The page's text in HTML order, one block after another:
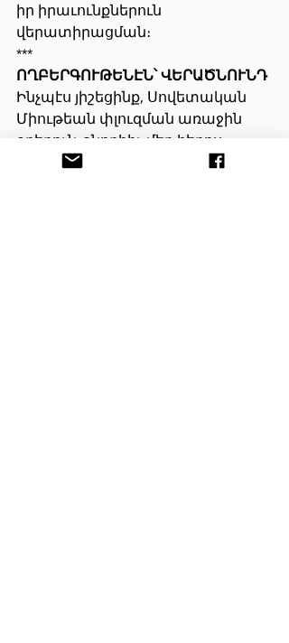
իր իրաւունքներուն
վերատիրացման։
***
ՈՂԲԵՐԳՈՒԹԵՆԷՆ՝ ՎԵՐԱԾՆՈՒՆԴ
Ինչպէս յիշեցինք, Սովետական
Միութեան փլուզման առաջին
օրերուն, շնորհիւ մեր հերոս
զաւակներուն, Արցախի